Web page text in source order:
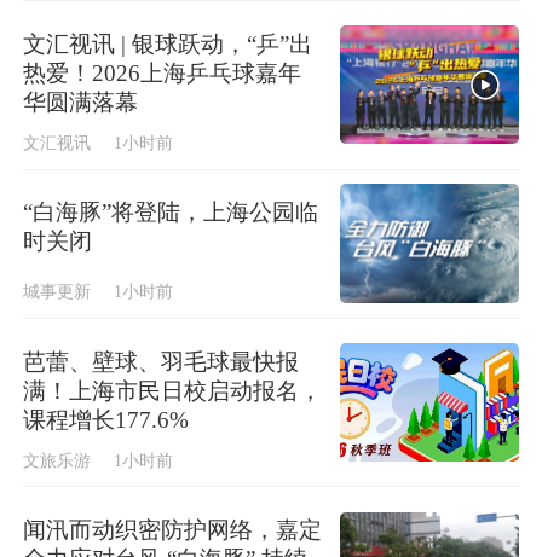
文汇视讯 | 银球跃动，“乒”出
热爱！2026上海乒乓球嘉年
华圆满落幕
文汇视讯 1小时前
“白海豚”将登陆，上海公园临
时关闭
城事更新 1小时前
芭蕾、壁球、羽毛球最快报
满！上海市民日校启动报名，
课程增长177.6%
文旅乐游 1小时前
闻汛而动织密防护网络，嘉定